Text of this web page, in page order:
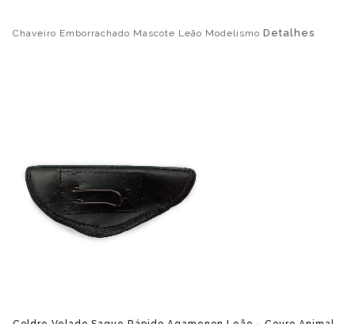
Chaveiro Emborrachado Mascote Leão Modelismo Detalhes